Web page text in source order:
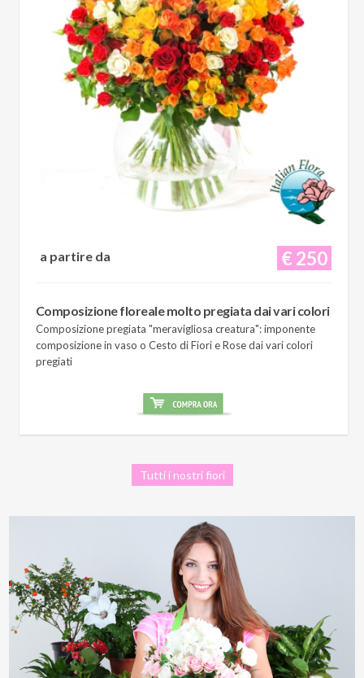
€ 250
a partire da
Composizione floreale molto pregiata dai vari colori
Composizione pregiata "meravigliosa creatura": imponente
composizione in vaso o Cesto di Fiori e Rose dai vari colori
pregiati
Tutti i nostri fiori